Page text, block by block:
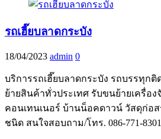
รถเฮี๊ยบลาดกระบัง
18/04/2023 admin 0
บริการรถเฮี๊ยบลาดกระบัง รถบรรทุก
ย้ายสินค้าทั่วประเทศ รับขนย้ายเครื่อ
คอนเทนเนอร์ บ้านน็อคดาวน์ วัสดุก่อ
ชนิด สนใจสอบถาม/โทร. 086-771-